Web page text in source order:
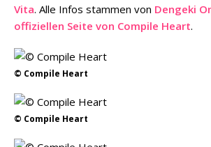
Vita. Alle Infos stammen von Dengeki
offiziellen Seite von Compile Heart.
© Compile Heart
© Compile Heart